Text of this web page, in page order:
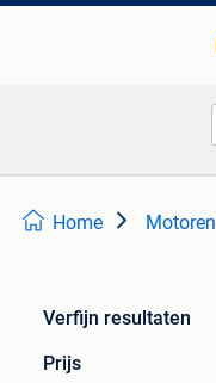
Home Motoren
Verfijn resultaten
Prijs